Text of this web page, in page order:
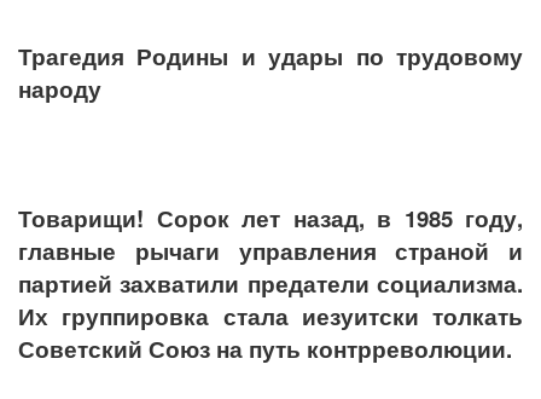
Трагедия Родины и удары по трудовому
народу
Товарищи! Сорок лет назад, в 1985 году,
главные рычаги управления страной и
партией захватили предатели социализма.
Их группировка стала иезуитски толкать
Советский Союз на путь контрреволюции.